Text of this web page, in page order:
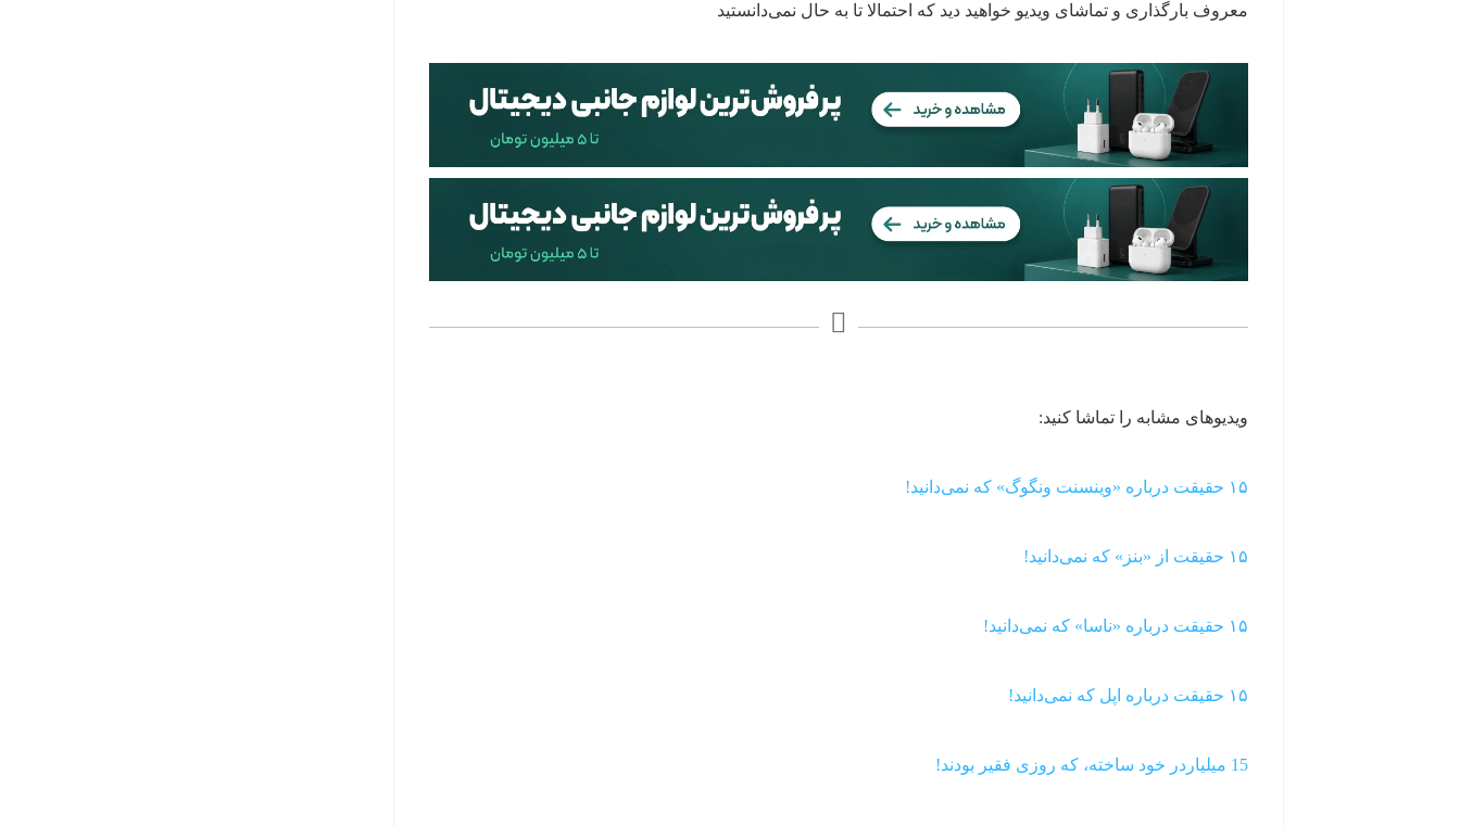
معروف بارگذاری و تماشای ویدیو خواهید دید که احتمالا تا به حال نمی‌دانستید
ویدیوهای مشابه را تماشا کنید:
۱۵ حقیقت درباره «وینسنت ونگوگ» که نمی‌دانید!
۱۵ حقیقت از «بنز» که نمی‌دانید!
۱۵ حقیقت درباره «ناسا» که نمی‌دانید!
۱۵ حقیقت درباره اپل که نمی‌دانید!
15 میلیاردر خود ساخته، که روزی فقیر بودند!